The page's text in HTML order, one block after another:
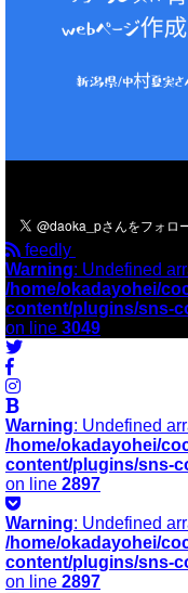
feedly
Warning: Undefined
/home/okadayohei/
content/plugins/sns-
on line 3049
Warning: Undefined
/home/okadayohei/
content/plugins/sns-
on line 2897
Warning: Undefined
/home/okadayohei/
content/plugins/sns-
on line 2897